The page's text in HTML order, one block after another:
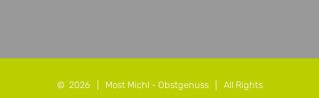
© 2026 | Most Michl - Obstgenuss| All Rights